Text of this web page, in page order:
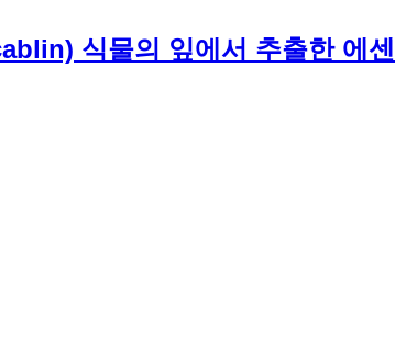
식물의 잎에서 추출한 에